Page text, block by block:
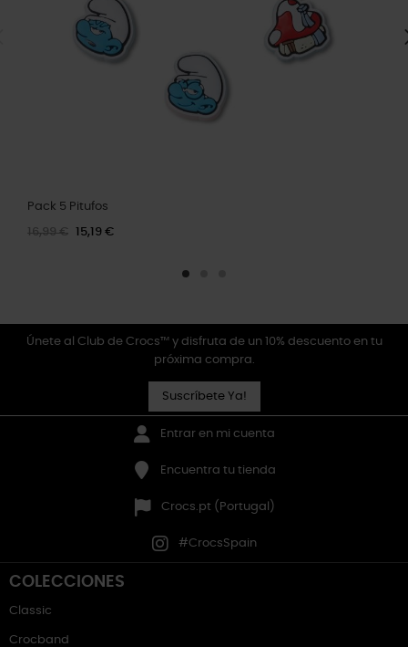
Pack 5 Pitufos
16,99 € 15,19 €
Únete al Club de Crocs™ y disfruta de un 10% descuento en tu
próxima compra.
Suscríbete Ya!
Entrar en mi cuenta
Encuentra tu tienda
Crocs.pt (Portugal)
#CrocsSpain
COLECCIONES
Classic
Crocband